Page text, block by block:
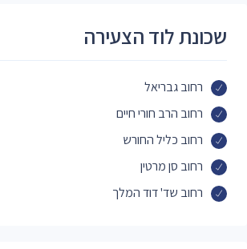
שכונת לוד הצעירה
רחוב גבריאל
רחוב הרב חורי חיים
רחוב כליל החורש
רחוב סן מרטין
רחוב שד' דוד המלך